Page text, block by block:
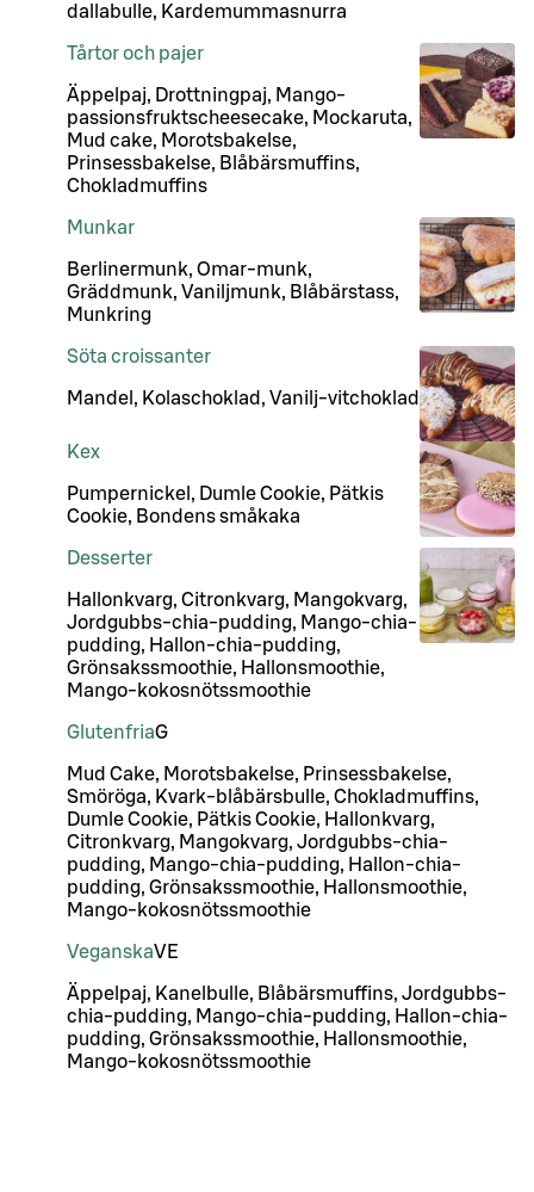
dallabulle, Kardemummasnurra
Tårtor och pajer
Äppelpaj, Drottningpaj, Mango-
passionsfruktscheesecake, Mockaruta,
Mud cake, Morotsbakelse,
Prinsessbakelse, Blåbärsmuffins,
Chokladmuffins
Munkar
Berlinermunk, Omar-munk,
Gräddmunk, Vaniljmunk, Blåbärstass,
Munkring
Söta croissanter
Mandel, Kolaschoklad, Vanilj-vitchoklad
Kex
Pumpernickel, Dumle Cookie, Pätkis
Cookie, Bondens småkaka
Desserter
Hallonkvarg, Citronkvarg, Mangokvarg,
Jordgubbs-chia-pudding, Mango-chia-
pudding, Hallon-chia-pudding,
Grönsakssmoothie, Hallonsmoothie,
Mango-kokosnötssmoothie
GlutenfriaG
Mud Cake, Morotsbakelse, Prinsessbakelse,
Smöröga, Kvark-blåbärsbulle, Chokladmuffins,
Dumle Cookie, Pätkis Cookie, Hallonkvarg,
Citronkvarg, Mangokvarg, Jordgubbs-chia-
pudding, Mango-chia-pudding, Hallon-chia-
pudding, Grönsakssmoothie, Hallonsmoothie,
Mango-kokosnötssmoothie
VeganskaVE
Äppelpaj, Kanelbulle, Blåbärsmuffins, Jordgubbs-
chia-pudding, Mango-chia-pudding, Hallon-chia-
pudding, Grönsakssmoothie, Hallonsmoothie,
Mango-kokosnötssmoothie